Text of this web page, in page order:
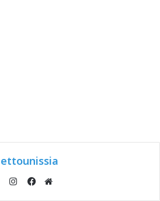
ettounissia